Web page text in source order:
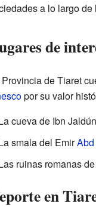
a lo largo
de
de Tiaret
por su valor
cueva de Ibn
smala del Emir
ruinas romanas
en